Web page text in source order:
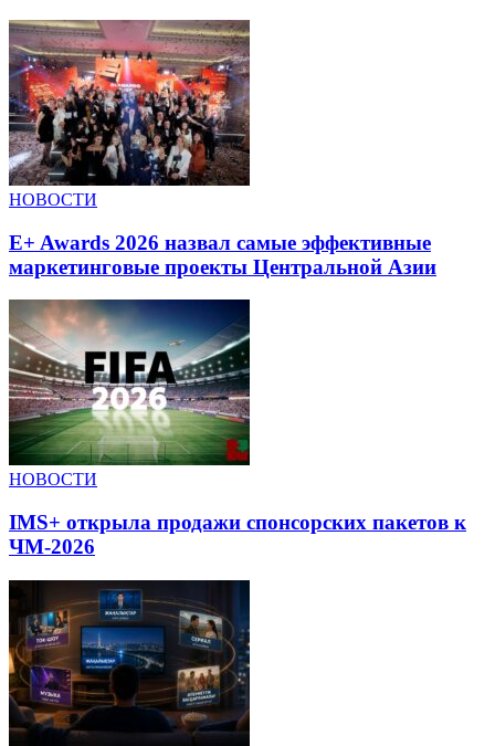
НОВОСТИ
E+ Awards 2026 назвал самые эффективные
маркетинговые проекты Центральной Азии
НОВОСТИ
IMS+ открыла продажи спонсорских пакетов к
ЧМ-2026